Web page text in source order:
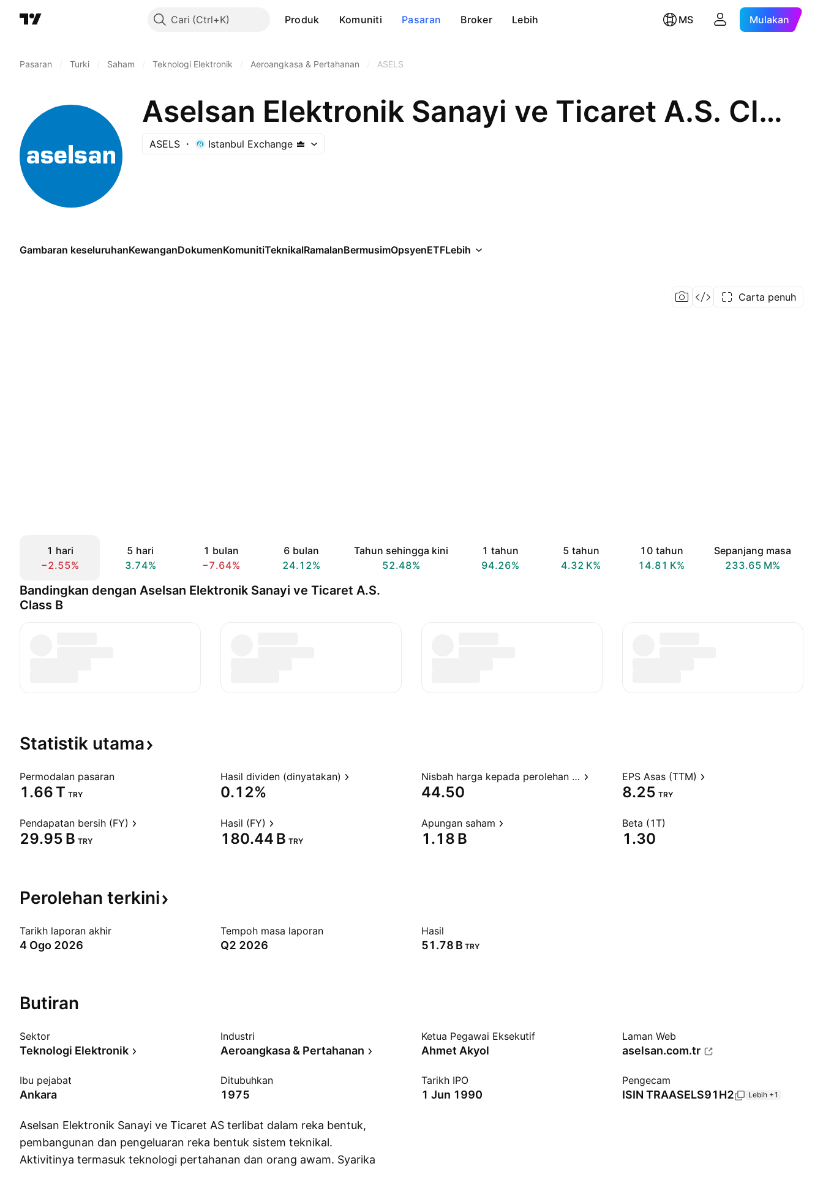
Cari Produk Komuniti Pasaran Broker Lebih MS Mulakan
Pasaran Turki Saham Teknologi Elektronik Aeroangkasa & Pertahanan ASELS
Aselsan Elektronik Sanayi ve Ticaret A.S. Class B
ASELS Istanbul Exchange
Gambaran keseluruhanKewanganDokumenKomunitiTeknikalRamalanBermusimOpsyenETFLebih
Carta penuh
1 hari
−2.55%
5 hari
3.74%
1 bulan
−7.64%
6 bulan
24.12%
Tahun sehingga kini
52.48%
1 tahun
94.26%
5 tahun
‪4.32 K‬%
10 tahun
‪14.81 K‬%
Sepanjang masa
‪233.65 M‬%
Bandingkan dengan Aselsan Elektronik Sanayi ve Ticaret A.S.
Class B
Statistik utama
Permodalan pasaran
‪1.66 T‬ TRY
Hasil dividen (dinyatakan)
0.12%
Nisbah harga kepada perolehan (TTM)
44.50
EPS Asas (TTM)
8.25 TRY
Pendapatan bersih (FY)
‪29.95 B‬ TRY
Hasil (FY)
‪180.44 B‬ TRY
Apungan saham
‪1.18 B‬
Beta (1T)
1.30
Perolehan terkini
Tarikh laporan akhir
4 Ogo 2026
Tempoh masa laporan
Q2 2026
Hasil
‪51.78 B‬ TRY
Butiran
Sektor
Teknologi Elektronik
Industri
Aeroangkasa & Pertahanan
Ketua Pegawai Eksekutif
Ahmet Akyol
Laman Web
aselsan.com.tr
Ibu pejabat
Ankara
Ditubuhkan
1975
Tarikh IPO
1 Jun 1990
Pengecam
ISIN TRAASELS91H2 Lebih +1
Aselsan Elektronik Sanayi ve Ticaret AS terlibat dalam reka bentuk,
pembangunan dan pengeluaran reka bentuk sistem teknikal.
Aktivitinya termasuk teknologi pertahanan dan orang awam. Syarikat